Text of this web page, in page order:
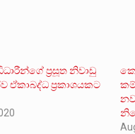
ප්‍රසූත නිවාඩු
ඒකාබද්ධ ප්‍රකාශයකට